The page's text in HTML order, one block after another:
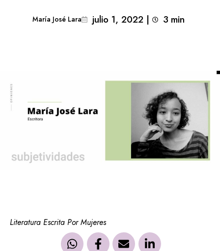
María José Lara julio 1, 2022 | 3 min
Literatura Escrita Por Mujeres